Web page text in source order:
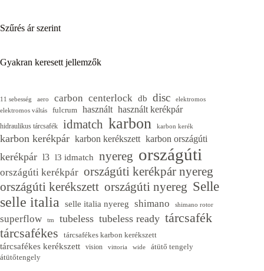
Szűrés ár szerint
Gyakran keresett jellemzők
11 sebesség aero carbon centerlock db disc
elektromos
elektromos váltás
fulcrum használt használt kerékpár
hidraulikus tárcsafék idmatch karbon karbon kerék
karbon kerékpár karbon kerékszett karbon országúti
kerékpár l3 l3 idmatch nyereg országúti
országúti kerékpár országúti kerékpár nyereg
országúti kerékszett országúti nyereg Selle
selle italia selle italia nyereg shimano shimano rotor
superflow tm tubeless tubeless ready tárcsafék
tárcsafékes
tárcsafékes karbon kerékszett
tárcsafékes kerékszett vision vittoria wide
átütő tengely
átütőtengely